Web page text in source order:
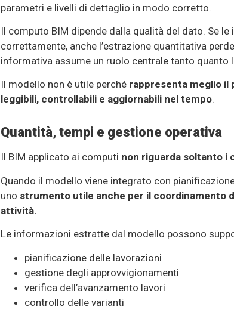
parametri e livelli di dettaglio in modo corretto.
Il computo BIM dipende dalla qualità del dato. Se
correttamente, anche l’estrazione quantitativa
informativa assume un ruolo centrale tanto quanto
Il modello non è utile perché rappresenta meglio il
leggibili, controllabili e aggiornabili nel tempo.
Quantità, tempi e gestione operativa
Il BIM applicato ai computi non riguarda soltanto i
Quando il modello viene integrato con
uno strumento utile anche per il coordinamento
attività.
Le informazioni estratte dal modello possono
pianificazione delle lavorazioni
gestione degli approvvigionamenti
verifica dell’avanzamento lavori
controllo delle varianti